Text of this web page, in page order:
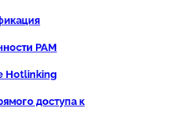
PAM
Hotlinking
доступа к